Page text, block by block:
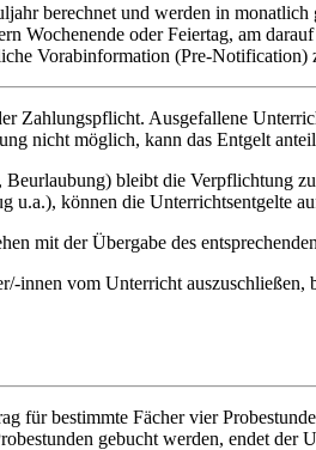
berechnet und werden in
Wochenende oder Feiertag, am
Vorabinformation (Pre-
Zahlungspflicht. Ausgefallene
nicht möglich, kann das Entgelt
bleibt die Verpflichtung
u.a.), können die Unterrichtsentgelte
mit der Übergabe des
innen vom Unterricht auszuschließen,
für bestimmte Fächer vier
gebucht werden, endet